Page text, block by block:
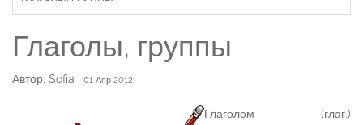
Глаголы, группы
Автор: Sofia , 01 Апр 2012
Глаголом (глаг.)